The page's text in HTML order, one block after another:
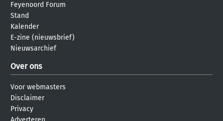
Feyenoord Forum
Stand
Kalender
E-zine (nieuwsbrief)
Nieuwsarchief
Over ons
Voor webmasters
Disclaimer
Privacy